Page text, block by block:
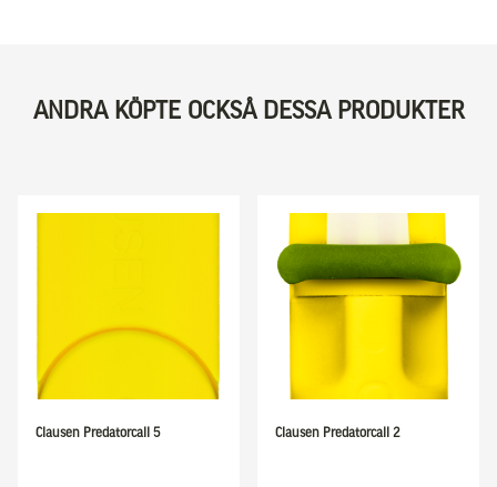
ANDRA KÖPTE OCKSÅ DESSA PRODUKTER
Clausen Predatorcall 5 Clausen Predatorcall 2